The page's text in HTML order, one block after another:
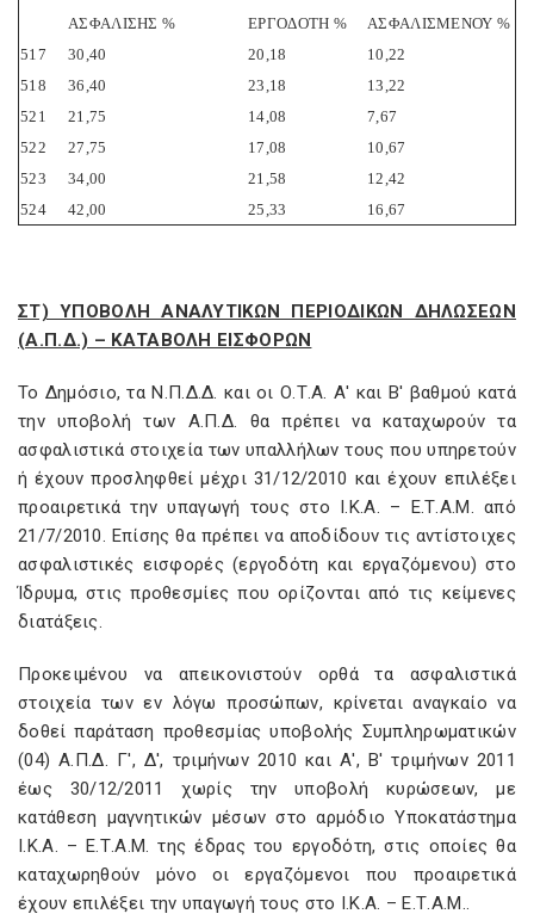
ΑΣΦΑΛΙΣΗΣ %
ΕΡΓΟΔΟΤΗ %
ΑΣΦΑΛΙΣΜΕΝΟΥ %
517
30,40 20,18
10,22
518
36,40 23,18
13,22
521
21,75 14,08
7,67
522
27,75 17,08
10,67
523
34,00 21,58
12,42
524
42,00 25,33 16,67
ΣΤ) ΥΠΟΒΟΛΗ ΑΝΑΛΥΤΙΚΩΝ ΠΕΡΙΟΔΙΚΩΝ ΔΗΛΩΣΕΩΝ
(Α.Π.Δ.) – ΚΑΤΑΒΟΛΗ ΕΙΣΦΟΡΩΝ
Το Δημόσιο, τα Ν.Π.Δ.Δ. και οι Ο.Τ.Α. Α' και Β' βαθμού κατά
την υποβολή των Α.Π.Δ. θα πρέπει να καταχωρούν τα
ασφαλιστικά στοιχεία των υπαλλήλων τους που υπηρετούν
ή έχουν προσληφθεί μέχρι 31/12/2010 και έχουν επιλέξει
προαιρετικά την υπαγωγή τους στο Ι.Κ.Α. – Ε.Τ.Α.Μ. από
21/7/2010. Επίσης θα πρέπει να αποδίδουν τις αντίστοιχες
ασφαλιστικές εισφορές (εργοδότη και εργαζόμενου) στο
Ίδρυμα, στις προθεσμίες που ορίζονται από τις κείμενες
διατάξεις.
Προκειμένου να απεικονιστούν ορθά τα ασφαλιστικά
στοιχεία των εν λόγω προσώπων, κρίνεται αναγκαίο να
δοθεί παράταση προθεσμίας υποβολής Συμπληρωματικών
(04) Α.Π.Δ. Γ', Δ', τριμήνων 2010 και Α', Β' τριμήνων 2011
έως 30/12/2011 χωρίς την υποβολή κυρώσεων, με
κατάθεση μαγνητικών μέσων στο αρμόδιο Υποκατάστημα
Ι.Κ.Α. – Ε.Τ.A.M. της έδρας του εργοδότη, στις οποίες θα
καταχωρηθούν μόνο οι εργαζόμενοι που προαιρετικά
έχουν επιλέξει την υπαγωγή τους στο Ι.Κ.Α. – Ε.Τ.Α.Μ..